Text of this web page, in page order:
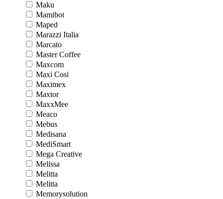
Maku
Mamibot
Maped
Marazzi Italia
Marcato
Master Coffee
Maxcom
Maxi Cosi
Maximex
Maxtor
MaxxMee
Meaco
Mebus
Medisana
MediSmart
Mega Creative
Melissa
Melitta
Melitta
Memorysolution